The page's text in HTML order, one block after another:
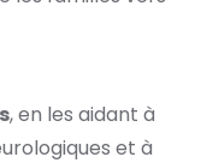
, en les aidant à
et à